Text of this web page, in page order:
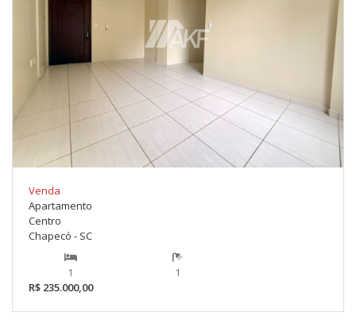
Venda
Apartamento
Centro
Chapecó - SC
1
1
R$ 235.000,00